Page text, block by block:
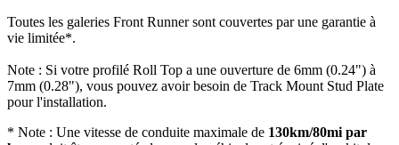
Toutes les galeries Front Runner sont couvertes par une garantie à
vie limitée*.
Note : Si votre profilé Roll Top a une ouverture de 6mm (0.24") à
7mm (0.28"), vous pouvez avoir besoin de Track Mount Stud Plate
pour l'installation.
* Note : Une vitesse de conduite maximale de 130km/80mi par